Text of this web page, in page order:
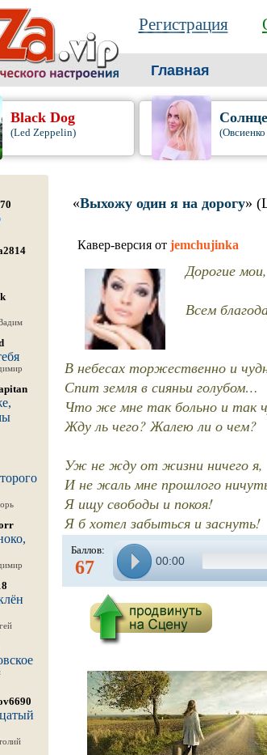
Регистрация
Главная
Black Dog
(Led Zeppelin)
«Выхожу один я на дорогу»
Кавер-версия от jemchujinka
Дорогие
Всем
В небесах торжественно и
Спит земля в сияньи голубом…
Что же мне так больно и так
Жду ль чего? Жалею ли о чем?
Уж не жду от жизни ничего я,
И не жаль мне прошлого
Я ищу свободы и покоя!
Я б хотел забыться и заснуть!
Баллов:
67 00:00